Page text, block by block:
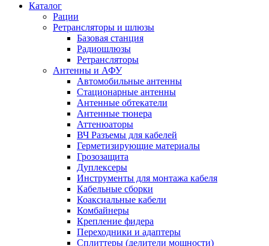
Каталог
Рации
Ретрансляторы и шлюзы
Базовая станция
Радиошлюзы
Ретрансляторы
Антенны и АФУ
Автомобильные антенны
Стационарные антенны
Антенные обтекатели
Антенные тюнера
Аттенюаторы
ВЧ Разъемы для кабелей
Герметизирующие материалы
Грозозащита
Дуплексеры
Инструменты для монтажа кабеля
Кабельные сборки
Коаксиальные кабели
Комбайнеры
Крепление фидера
Переходники и адаптеры
Сплиттеры (делители мощности)